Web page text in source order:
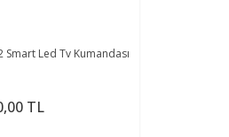
Led Tv Kumandası
TL